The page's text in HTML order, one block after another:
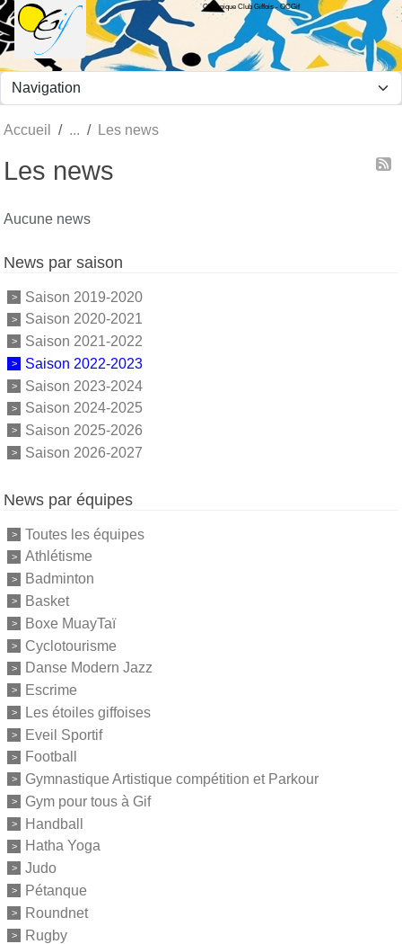
Olympique Club Giffois - OCGif
Accueil Les news
Les news
Aucune news
News par saison
Saison 2019-2020
Saison 2020-2021
Saison 2021-2022
Saison 2022-2023
Saison 2023-2024
Saison 2024-2025
Saison 2025-2026
Saison 2026-2027
News par équipes
Toutes les équipes
Athlétisme
Badminton
Basket
Boxe MuayTaï
Cyclotourisme
Danse Modern Jazz
Escrime
Les étoiles giffoises
Eveil Sportif
Football
Gymnastique Artistique compétition et Parkour
Gym pour tous à Gif
Handball
Hatha Yoga
Judo
Pétanque
Roundnet
Rugby
Panneau de gestion des cookies